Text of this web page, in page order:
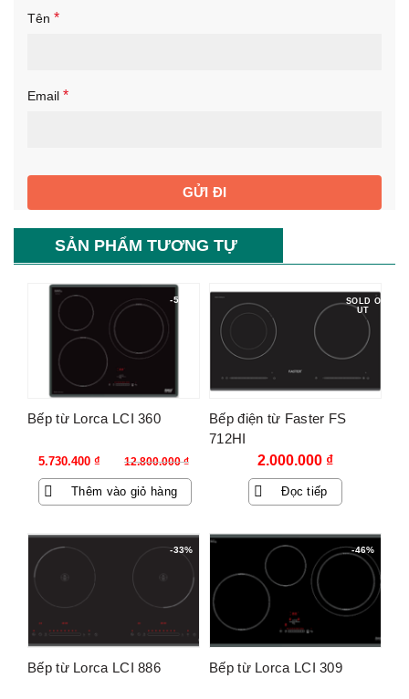
Tên *
Email *
SẢN PHẨM TƯƠNG TỰ
-55%
Bếp từ Lorca LCI 360
12.800.000₫
Giá
gốc
là:
5.730.400 ₫
Giá
hiện
tại
Thêm vào giỏ hàng
SOLD O
UT
Bếp điện từ Faster FS
712HI
2.000.000 ₫
Đọc tiếp
-33%
Bếp từ Lorca LCI 886
-46%
Bếp từ Lorca LCI 309